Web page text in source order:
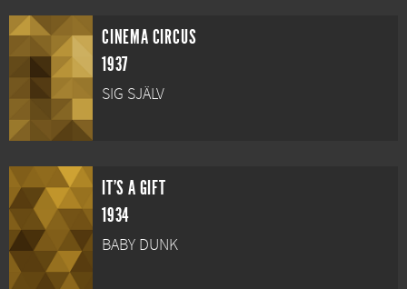
CINEMA CIRCUS
1937
SIG SJÄLV
IT'S A GIFT
1934
BABY DUNK